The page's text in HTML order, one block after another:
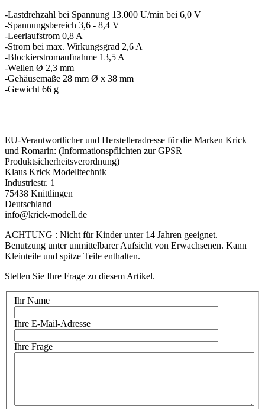
-Lastdrehzahl bei Spannung 13.000 U/min bei 6,0 V
-Spannungsbereich 3,6 - 8,4 V
-Leerlaufstrom 0,8 A
-Strom bei max. Wirkungsgrad 2,6 A
-Blockierstromaufnahme 13,5 A
-Wellen Ø 2,3 mm
-Gehäusemaße 28 mm Ø x 38 mm
-Gewicht 66 g
EU-Verantwortlicher und Herstelleradresse für die Marken Krick
und Romarin: (Informationspflichten zur GPSR
Produktsicherheitsverordnung)
Klaus Krick Modelltechnik
Industriestr. 1
75438 Knittlingen
Deutschland
info@krick-modell.de
ACHTUNG : Nicht für Kinder unter 14 Jahren geeignet.
Benutzung unter unmittelbarer Aufsicht von Erwachsenen. Kann
Kleinteile und spitze Teile enthalten.
Stellen Sie Ihre Frage zu diesem Artikel.
Ihr Name
Ihre E-Mail-Adresse
Ihre Frage